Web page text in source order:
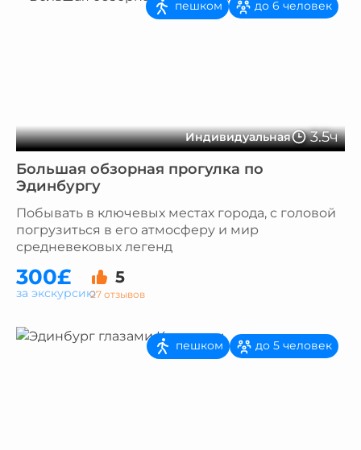
Индивидуальная 3.5ч
пешком до 6 человек
Большая обзорная прогулка по
Эдинбургу
Побывать в ключевых местах города, с головой
погрузиться в его атмосферу и мир
средневековых легенд
300£ 5
27 отзывов
за экскурсию
пешком до 5 человек